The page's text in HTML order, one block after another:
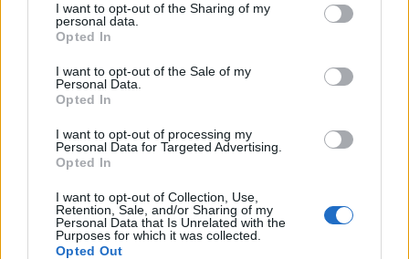
I want to opt-out of the Sharing of my
personal data.
Opted In
I want to opt-out of the Sale of my
Personal Data.
Opted In
I want to opt-out of processing my
Personal Data for Targeted Advertising.
Opted In
I want to opt-out of Collection, Use,
Retention, Sale, and/or Sharing of my
Personal Data that Is Unrelated with the
Purposes for which it was collected.
Opted Out